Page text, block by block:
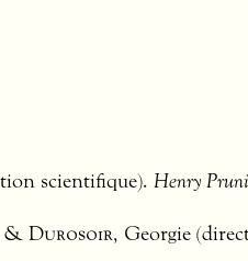
scientifique). Henry
& Durosoir, Georgie